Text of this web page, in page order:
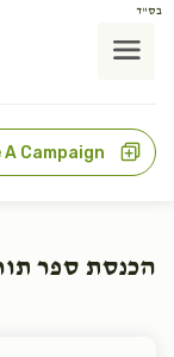
בס"ד
Campaign
הכנסת ספר